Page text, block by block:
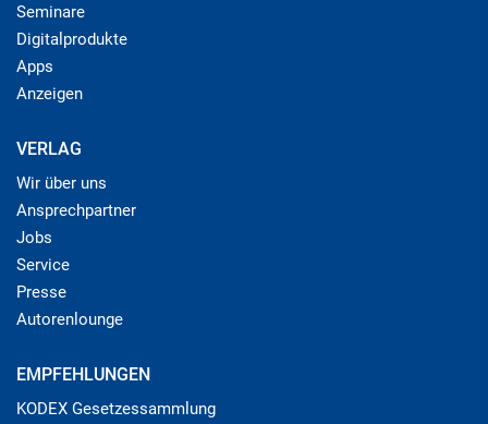
Seminare
Digitalprodukte
Apps
Anzeigen
VERLAG
Wir über uns
Ansprechpartner
Jobs
Service
Presse
Autorenlounge
EMPFEHLUNGEN
KODEX Gesetzessammlung